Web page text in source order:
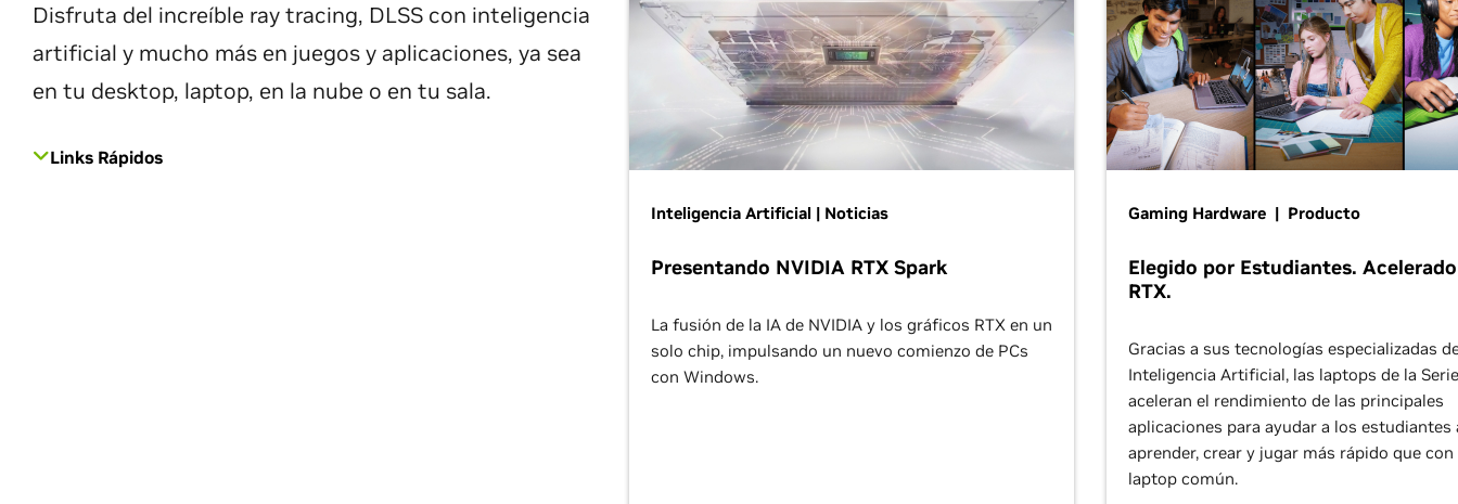
Disfruta del increíble ray tracing, DLSS con inteligencia
artificial y mucho más en juegos y aplicaciones, ya sea
en tu desktop, laptop, en la nube o en tu sala.
Links Rápidos
Inteligencia Artificial | Noticias
Presentando NVIDIA RTX Spark
La fusión de la IA de NVIDIA y los gráficos RTX en un
solo chip, impulsando un nuevo comienzo de PCs
con Windows.
Gaming Hardware | Producto
Elegido por Estudiantes.
RTX.
Gracias a sus tecnologías especializadas
Inteligencia Artificial, las laptops de la
aceleran el rendimiento de las principales
aplicaciones para ayudar a los estudiantes
aprender, crear y jugar más rápido que con
laptop común.